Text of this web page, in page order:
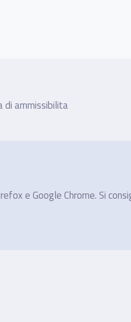
ammissibilita
e Google Chrome. Si